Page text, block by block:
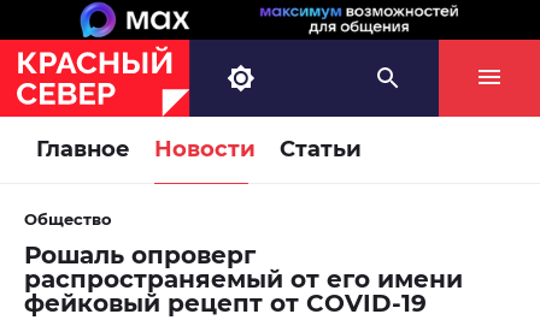
Главное Новости Статьи
Общество
Рошаль опроверг
распространяемый от его имени
фейковый рецепт от COVID-19